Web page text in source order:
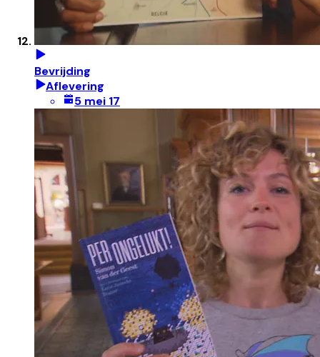
Bevrijding
Aflevering
5 mei 17